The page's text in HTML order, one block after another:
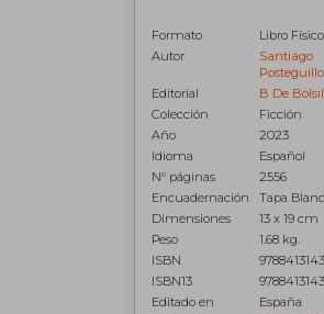
Formato
Libro Físico
Autor
Santiago
Posteguillo
Editorial
B De
Colección
Ficción
Año
2023
Idioma
Español
N° páginas
2556
Encuadernación
Tapa
Dimensiones
13 x 19 cm
Peso
1.68 kg.
ISBN
ISBN13
Editado en
España